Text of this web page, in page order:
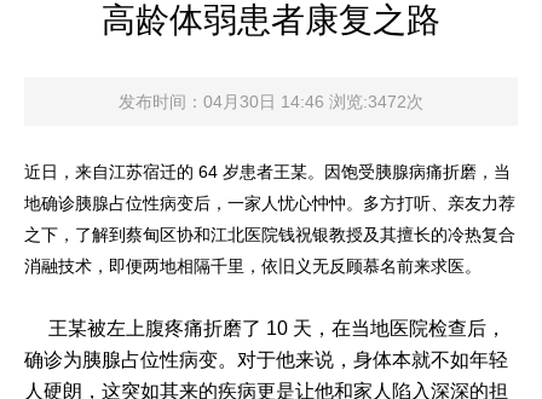
高龄体弱患者康复之路
发布时间：04月30日 14:46 浏览:3472次
近日， 来自江苏宿迁的 64 岁患者王某。因饱受胰腺病痛折磨，当
地确诊胰腺占位性病变后，一家人忧心忡忡。多方打听、亲友力荐
之下， 了解到蔡甸区协和江北医院钱祝银教授及其擅长的冷热复合
消融技术，即便两地相隔千里，依旧义无反顾慕名前来求医。
王某被左上腹疼痛折磨了 10 天，在当地医院检查后，
确诊为胰腺占位性病变。对于他来说，身体本就不如年轻
人硬朗，这突如其来的疾病更是让他和家人陷入深深的担